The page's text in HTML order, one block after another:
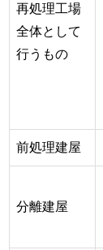
再処理工場
全体として
行うもの
前処理建屋
分離建屋